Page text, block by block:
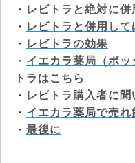
・ レビトラと絶対に
・ レビトラと併用し
・ レビトラの効果
・ イエカラ薬局（ボ
トラはこちら
・ レビトラ購入者に
・ イエカラ薬局で売
・ 最後に